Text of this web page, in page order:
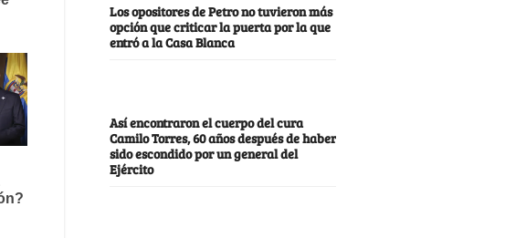
Los opositores de Petro no tuvieron más
opción que criticar la puerta por la que
entró a la Casa Blanca
Así encontraron el cuerpo del cura
Camilo Torres, 60 años después de haber
sido escondido por un general del
Ejército